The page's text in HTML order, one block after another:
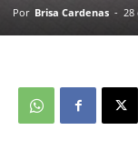
Por Brisa Cardenas - 28